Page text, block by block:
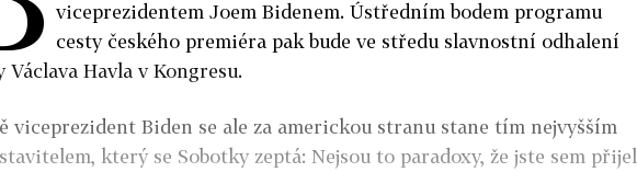
viceprezidentem Joem Bidenem. Ústředním bodem programu
cesty českého premiéra pak bude ve středu slavnostní odhalení
Václava Havla v Kongresu.
viceprezident Biden se ale za americkou stranu stane tím nejvyšším
který se Sobotky zeptá: Nejsou to paradoxy, že jste sem přijel